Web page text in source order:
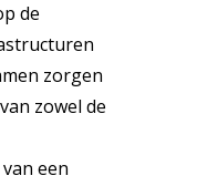
de
zorgen
zowel de
een